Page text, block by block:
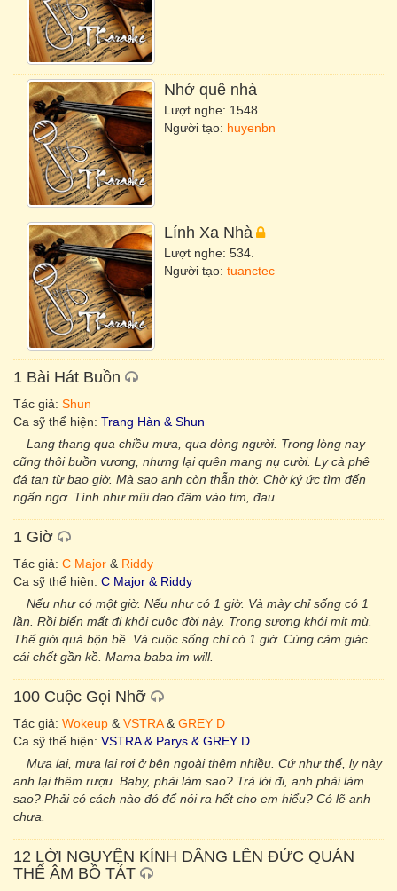
Nhớ quê nhà
Lượt nghe: 1548.
Người tạo: huyenbn
Lính Xa Nhà
Lượt nghe: 534.
Người tạo: tuanctec
1 Bài Hát Buồn
Tác giả: Shun
Ca sỹ thể hiện: Trang Hàn & Shun
Lang thang qua chiều mưa, qua dòng người. Trong lòng nay
cũng thôi buồn vương, nhưng lại quên mang nụ cười. Ly cà phê
đá tan từ bao giờ. Mà sao anh còn thẫn thờ. Chờ ký ức tìm đến
ngẩn ngơ. Tình như mũi dao đâm vào tim, đau.
1 Giờ
Tác giả: C Major & Riddy
Ca sỹ thể hiện: C Major & Riddy
Nếu như có một giờ. Nếu như có 1 giờ. Và mày chỉ sống có 1
lần. Rồi biến mất đi khỏi cuộc đời này. Trong sương khói mịt mù.
Thế giới quá bộn bề. Và cuộc sống chỉ có 1 giờ. Cùng cảm giác
cái chết gần kề. Mama baba im will.
100 Cuộc Gọi Nhỡ
Tác giả: Wokeup & VSTRA& GREY D
Ca sỹ thể hiện: VSTRA & Parys & GREY D
Mưa lại, mưa lại rơi ở bên ngoài thêm nhiều. Cứ như thế, ly này
anh lại thêm rượu. Baby, phải làm sao? Trả lời đi, anh phải làm
sao? Phải có cách nào đó để nói ra hết cho em hiểu? Có lẽ anh
chưa.
12 LỜI NGUYỆN KÍNH DÂNG LÊN ĐỨC QUÁN
THẾ ÂM BỒ TÁT